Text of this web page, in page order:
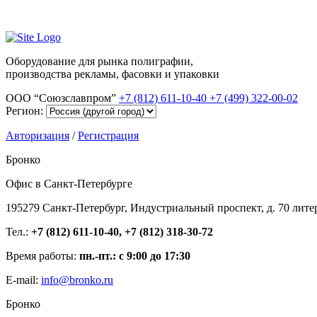
Оборудование для рынка полиграфии,
производства рекламы, фасовки и упаковки
ООО “Союзславпром” +7 (812) 611-10-40 +7 (499) 322-00-02
Регион:
Авторизация /Регистрация
Бронко
Офис в Санкт-Петербурге
195279 Санкт-Петербург, Индустриальный проспект, д. 70
Тел.: +7 (812) 611-10-40, +7 (812) 318-30-72
Время работы: пн.-пт.: с 9:00 до 17:30
E-mail: info@bronko.ru
Бронко